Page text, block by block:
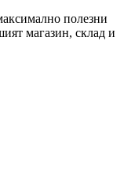
полезни
магазин, склад и